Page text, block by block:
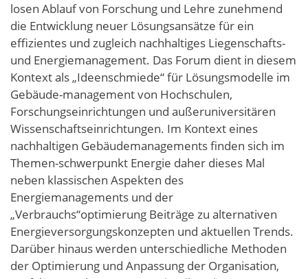
losen Ablauf von Forschung und Lehre zunehmend
die Entwicklung neuer Lösungsansätze für ein
effizientes und zugleich nachhaltiges Liegenschafts-
und Energiemanagement. Das Forum dient in diesem
Kontext als „Ideenschmiede“ für Lösungsmodelle im
Gebäude-management von Hochschulen,
Forschungseinrichtungen und außeruniversitären
Wissenschaftseinrichtungen. Im Kontext eines
nachhaltigen Gebäudemanagements finden sich im
Themen-schwerpunkt Energie daher dieses Mal
neben klassischen Aspekten des
Energiemanagements und der
„Verbrauchs“optimierung Beiträge zu alternativen
Energieversorgungskonzepten und aktuellen Trends.
Darüber hinaus werden unterschiedliche Methoden
der Optimierung und Anpassung der Organisation,